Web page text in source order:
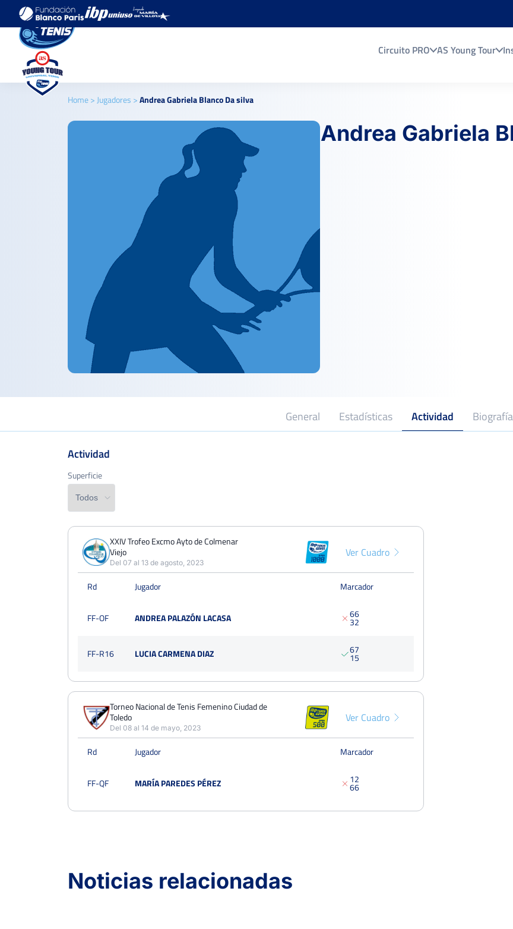
Circuito PRO AS Young Tour
Home> Jugadores >Andrea Gabriela Blanco Da silva
Andrea Gabriela
General Estadísticas Actividad Biografía
Superficie
PERDIDOSPARTIDOSGANADOS
2
PERDIDOS JUEGOS GANADOS
Ciudad de Toledo
Actividad
Superficie
XXIV Trofeo Excmo Ayto de Colmenar
Viejo
Del 07 al 13 de agosto, 2023
Ver Cuadro
Rd Jugador Marcador
FF-OF ANDREA PALAZÓN LACASA 6
3
6
2
FF-R16 LUCIA CARMENA DIAZ 6
1
7
5
Torneo Nacional de Tenis Femenino Ciudad de
Toledo
Del 08 al 14 de mayo, 2023
Ver Cuadro
Rd Jugador Marcador
FF-QF MARÍA PAREDES PÉREZ 1
6
2
6
Noticias relacionadas